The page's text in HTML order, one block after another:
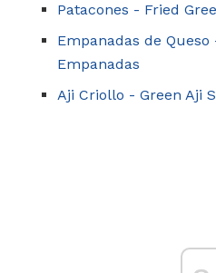
Patacones - Fried
Empanadas de
Empanadas
Aji Criollo - Green Aji